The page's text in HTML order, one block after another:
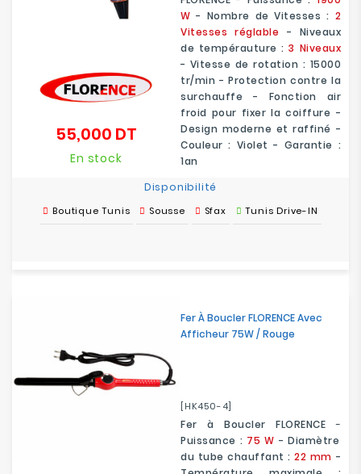
W - Nombre de Vitesses : 2
Vitesses réglable - Niveaux
de tempérauture :3 Niveaux
- Vitesse de rotation : 15000
tr/min - Protection contre la
surchauffe - Fonction air
froid pour fixer la coiffure -
Design moderne et raffiné -
Couleur : Violet - Garantie :
1an
55,000 DT
En stock
Disponibilité
Boutique Tunis Sousse Sfax Tunis Drive-IN
Fer À Boucler FLORENCE Avec
Afficheur 75W / Rouge
[HK450-4]
Fer à Boucler FLORENCE -
Puissance : 75 W - Diamètre
du tube chauffant :22 mm -